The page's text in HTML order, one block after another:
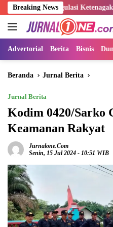
Langsung
ke
konten
Breaking News
Regulasi Ketenagakerjaan
Advertorial Berita Bisnis
Beranda Jurnal Berita
Jurnal Berita
Kodim 0420/Sarko
Keamanan Rakyat
Jurnalone.com
Senin, 15 Jul 2024 - 10:51 WIB